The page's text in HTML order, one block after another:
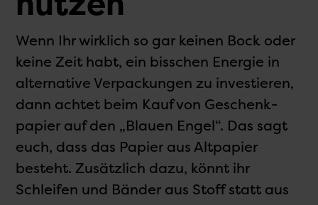
nutzen
Wenn Ihr wirklich so gar keinen Bock oder
keine Zeit habt, ein bisschen Energie in
alternative Verpackungen zu investieren,
dann achtet beim Kauf von Geschenk­
papier auf den „Blauen Engel“. Das sagt
euch, dass das Papier aus Alt­papier
besteht. Zusätzlich dazu, könnt ihr
Schleifen und Bänder aus Stoff statt aus